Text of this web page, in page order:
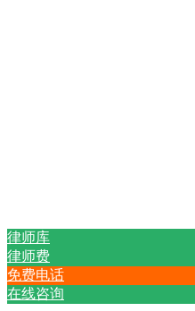
律师库
律师费
免费电话
在线咨询